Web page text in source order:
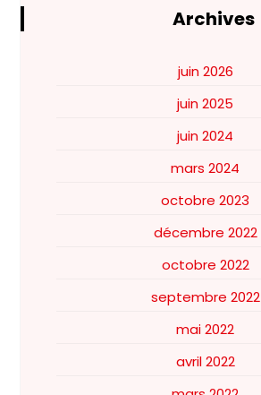
Archives
juin 2026
juin 2025
juin 2024
mars 2024
octobre 2023
décembre 2022
octobre 2022
septembre 2022
mai 2022
avril 2022